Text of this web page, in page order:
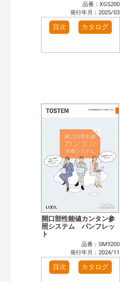
品番：XG5200
発行年月：2025/03
目次 カタログ
開口部性能値カンタン参
照システム パンフレッ
ト
品番：SM9200
発行年月：2024/11
目次 カタログ